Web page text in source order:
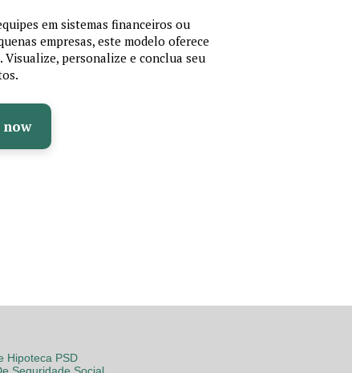
em sistemas financeiros ou
empresas, este modelo oferece
personalize e conclua seu
Hipoteca PSD